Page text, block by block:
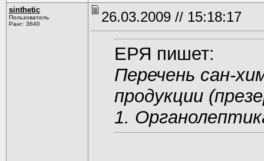
sinthetic
Пользователь
Ранг: 3640
26.03.2009 // 15:18:17
ЕРЯ пишет:
Перечень сан-
продукции
1.